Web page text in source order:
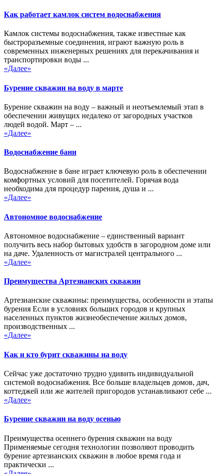
Как работает камлок систем водоснабжения
Камлок системы водоснабжения, также известные как
быстроразъемные соединения, играют важную роль в
современных инженерных решениях для перекачивания и
транспортировки воды ...
«Далее»
Бурение скважин на воду в марте
Бурение скважин на воду – важный и неотъемлемый этап в
обеспечении живущих недалеко от загородных участков
людей водой. Март – ...
«Далее»
Водоснабжение бани
Водоснабжение в бане играет ключевую роль в обеспечении
комфортных условий для посетителей. Горячая вода
необходима для процедур парения, душа и ...
«Далее»
Автономное водоснабжение
Автономное водоснабжение – единственный вариант
получить весь набор бытовых удобств в загородном доме или
на даче. Удаленность от магистралей центрального ...
«Далее»
Преимущества Артезианских скважин
Артезианские скважины: преимущества, особенности и этапы
бурения Если в условиях больших городов и крупных
населенных пунктов жизнеобеспечение жилых домов,
производственных ...
«Далее»
Как и кто бурит скважины на воду
Сейчас уже достаточно трудно удивить индивидуальной
системой водоснабжения. Все больше владельцев домов, дач,
коттеджей или же жителей пригородов устанавливают себе ...
«Далее»
Бурение скважин на воду осенью
Преимущества осеннего бурения скважин на воду
Применяемые сегодня технологии позволяют проводить
бурение артезианских скважин в любое время года и
практически ...